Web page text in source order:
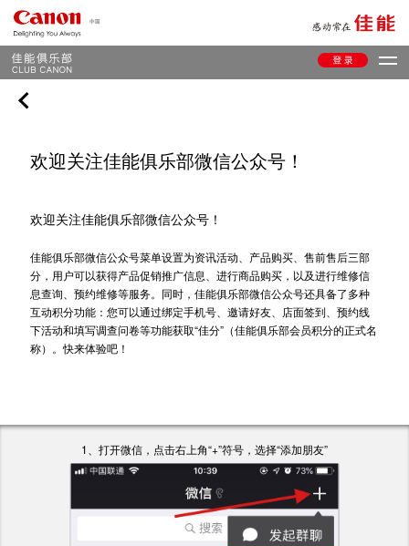
欢迎关注佳能俱乐部微信公众号！
欢迎关注佳能俱乐部微信公众号！
佳能俱乐部微信公众号菜单设置为资讯活动、产品购买、售前售后三部
分，用户可以获得产品促销推广信息、进行商品购买，以及进行维修信
息查询、预约维修等服务。同时，佳能俱乐部微信公众号还具备了多种
互动积分功能：您可以通过绑定手机号、邀请好友、店面签到、预约线
下活动和填写调查问卷等功能获取“佳分”（佳能俱乐部会员积分的正式名
称）。快来体验吧！
1、打开微信，点击右上角“+”符号，选择“添加朋友”